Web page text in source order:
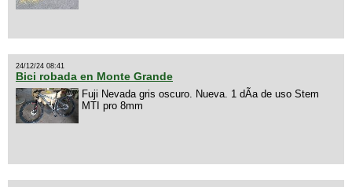
24/12/24 08:41
Bici robada en Monte Grande
Fuji Nevada gris oscuro. Nueva. 1 dÃ­a de uso Stem
MTI pro 8mm